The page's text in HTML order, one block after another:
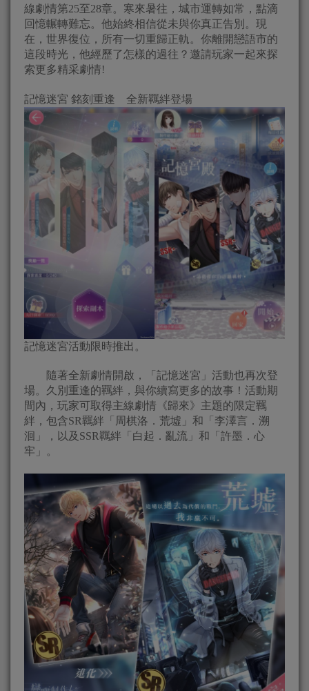
線劇情第25至28章。寒來暑往，城市運轉如常，點滴
回憶輾轉難忘。他始終相信從未與你真正告別。現
在，世界復位，所有一切重歸正軌。你離開戀語市的
這段時光，他經歷了怎樣的過往？邀請玩家一起來探
索更多精采劇情!
記憶迷宮 銘刻重逢 全新羈絆登場
記憶迷宮活動限時推出。
隨著全新劇情開啟，「記憶迷宮」活動也再次登
場。久別重逢的羈絆，與你續寫更多的故事！活動期
間內，玩家可取得主線劇情《歸來》主題的限定羈
絆，包含SR羈絆「周棋洛．荒墟」和「李澤言．溯
洄」，以及SSR羈絆「白起．亂流」和「許墨．心
牢」。